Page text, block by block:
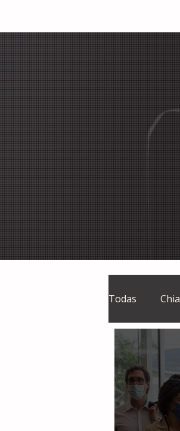
Todas
El Sie7e
Grupo